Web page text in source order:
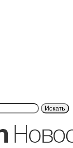
Искать